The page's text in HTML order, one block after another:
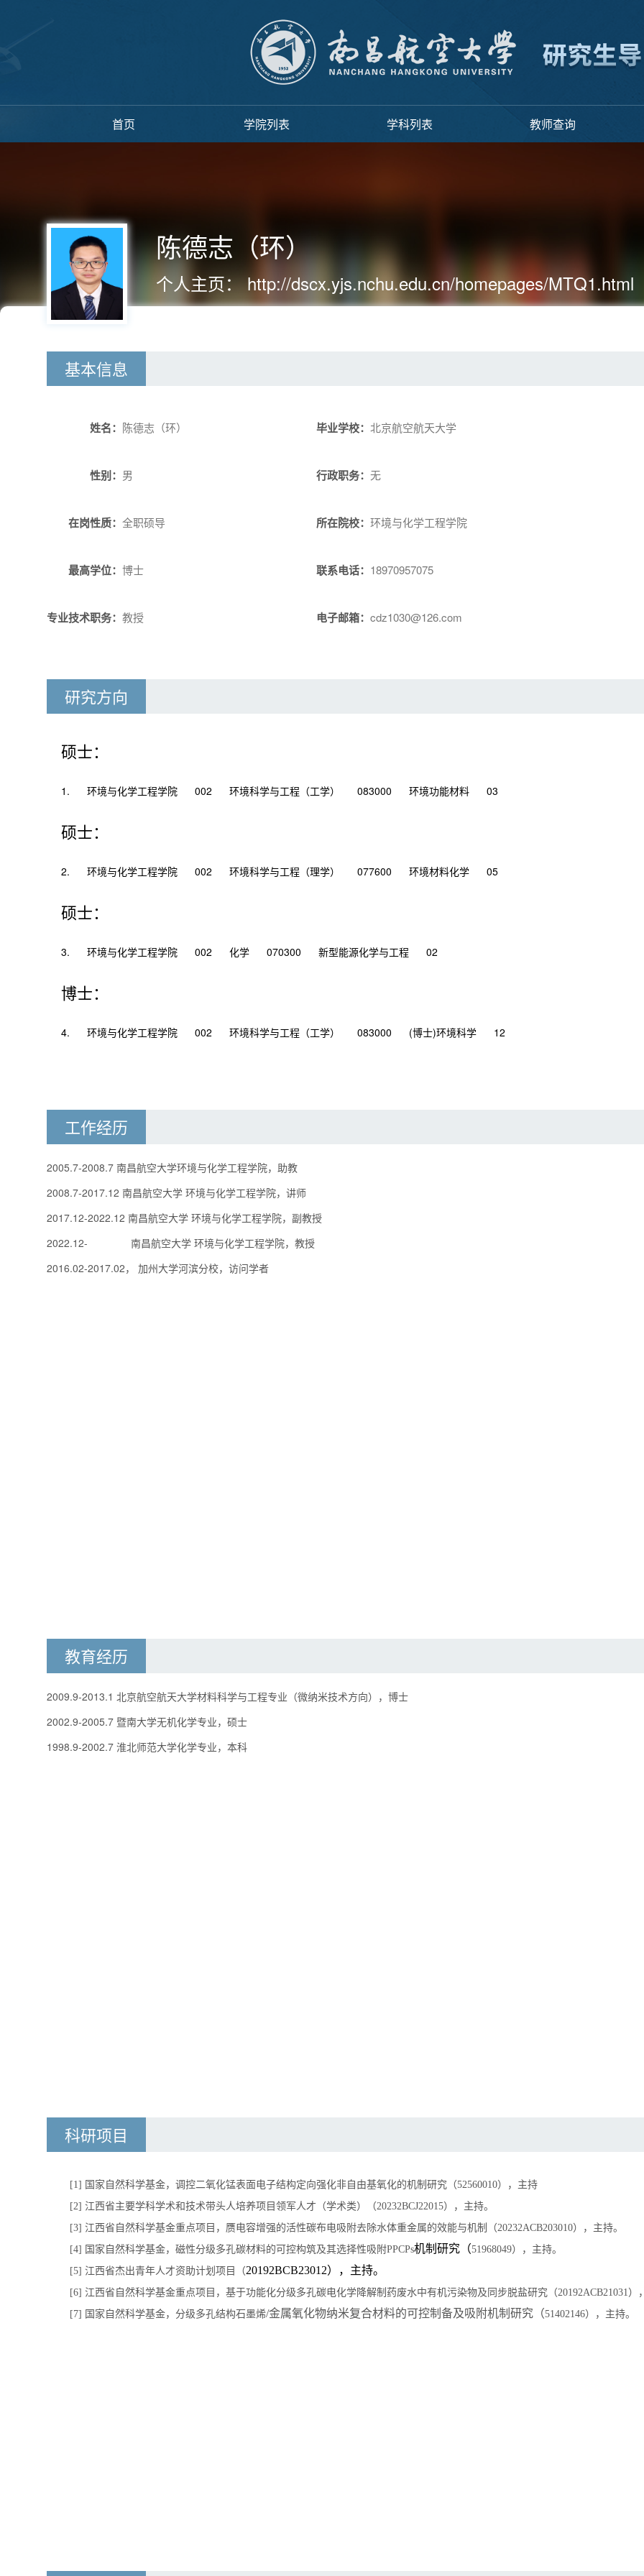
首页 学院列表 学科列表 教师查询
陈德志（环）
个人主页：http://dscx.yjs.nchu.edu.cn/homepages/MTQ1.html
基本信息
姓名： 陈德志（环）
性别： 男
在岗性质： 全职硕导
最高学位： 博士
专业技术职务： 教授
毕业学校： 北京航空航天大学
行政职务： 无
所在院校： 环境与化学工程学院
联系电话： 18970957075
电子邮箱： cdz1030@126.com
研究方向
硕士：
1. 环境与化学工程学院 002 环境科学与工程（工学） 083000 环境功能材料 03
硕士：
2. 环境与化学工程学院 002 环境科学与工程（理学） 077600 环境材料化学 05
硕士：
3. 环境与化学工程学院 002 化学 070300 新型能源化学与工程 02
博士：
4. 环境与化学工程学院 002 环境科学与工程（工学） 083000 (博士)环境科学 12
工作经历
2005.7-2008.7 南昌航空大学环境与化学工程学院，助教
2008.7-2017.12 南昌航空大学 环境与化学工程学院，讲师
2017.12-2022.12 南昌航空大学 环境与化学工程学院，副教授
2022.12- 南昌航空大学 环境与化学工程学院，教授
2016.02-2017.02， 加州大学河滨分校，访问学者
教育经历
2009.9-2013.1 北京航空航天大学材料科学与工程专业（微纳米技术方向），博士
2002.9-2005.7 暨南大学无机化学专业，硕士
1998.9-2002.7 淮北师范大学化学专业，本科
科研项目
[1] 国家自然科学基金，调控二氧化锰表面电子结构定向强化非自由基氧化的机制研究（52560010），主持
[2] 江西省主要学科学术和技术带头人培养项目领军人才（学术类）（20232BCJ22015），主持。
[3] 江西省自然科学基金重点项目，赝电容增强的活性碳布电吸附去除水体重金属的效能与机制（20232ACB203010），主持。
[4] 国家自然科学基金，磁性分级多孔碳材料的可控构筑及其选择性吸附PPCPs机制研究（51968049），主持。
[5] 江西省杰出青年人才资助计划项目（20192BCB23012），主持。
[6] 江西省自然科学基金重点项目，基于功能化分级多孔碳电化学降解制药废水中有机污染物及同步脱盐研究（20192ACB21031）
[7] 国家自然科学基金，分级多孔结构石墨烯/金属氧化物纳米复合材料的可控制备及吸附机制研究（51402146），主持。